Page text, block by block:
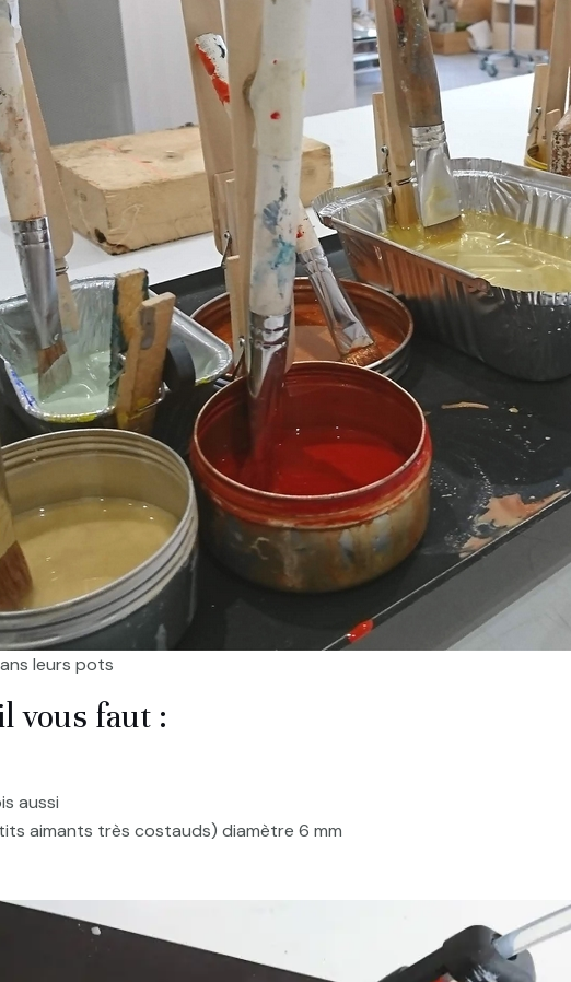
leurs pots
vous faut :
aussi
aimants très costauds) diamètre 6 mm